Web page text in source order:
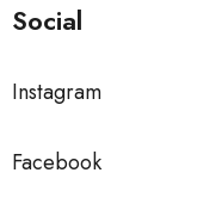
Social
Instagram
Facebook